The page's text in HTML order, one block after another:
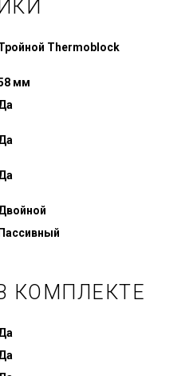
Thermoblock
мм
Пассивный
КОМПЛЕКТЕ